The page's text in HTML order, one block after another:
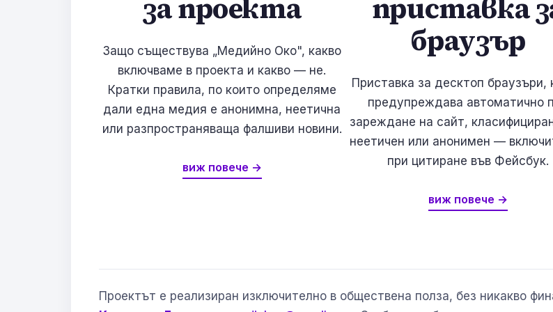
за проекта
Защо съществува „Медийно Око", какво
включваме в проекта и какво — не.
Кратки правила, по които определяме
дали една медия е анонимна, неетична
или разпространяваща фалшиви новини.
виж повече →
приставка
браузър
Приставка за десктоп браузъри,
предупреждава автоматично
зареждане на сайт,
неетичен или анонимен —
при цитиране във Фейсбук.
виж повече →
Проектът е реализиран изключително в обществена полза, без никакво